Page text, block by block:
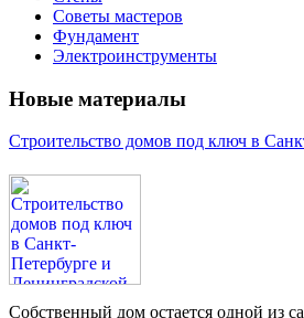
Советы мастеров
Фундамент
Электроинструменты
Новые материалы
Строительство домов под ключ в
Собственный дом остается одной из